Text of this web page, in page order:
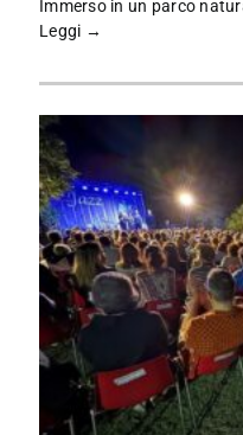
Immerso in un parco
Leggi →